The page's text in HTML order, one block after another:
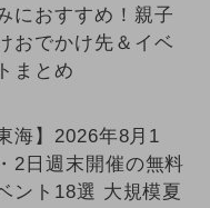
におすすめ！親子
おでかけ先＆イベ
まとめ
海】2026年8月1
2日週末開催の無料
ント18選 大規模夏